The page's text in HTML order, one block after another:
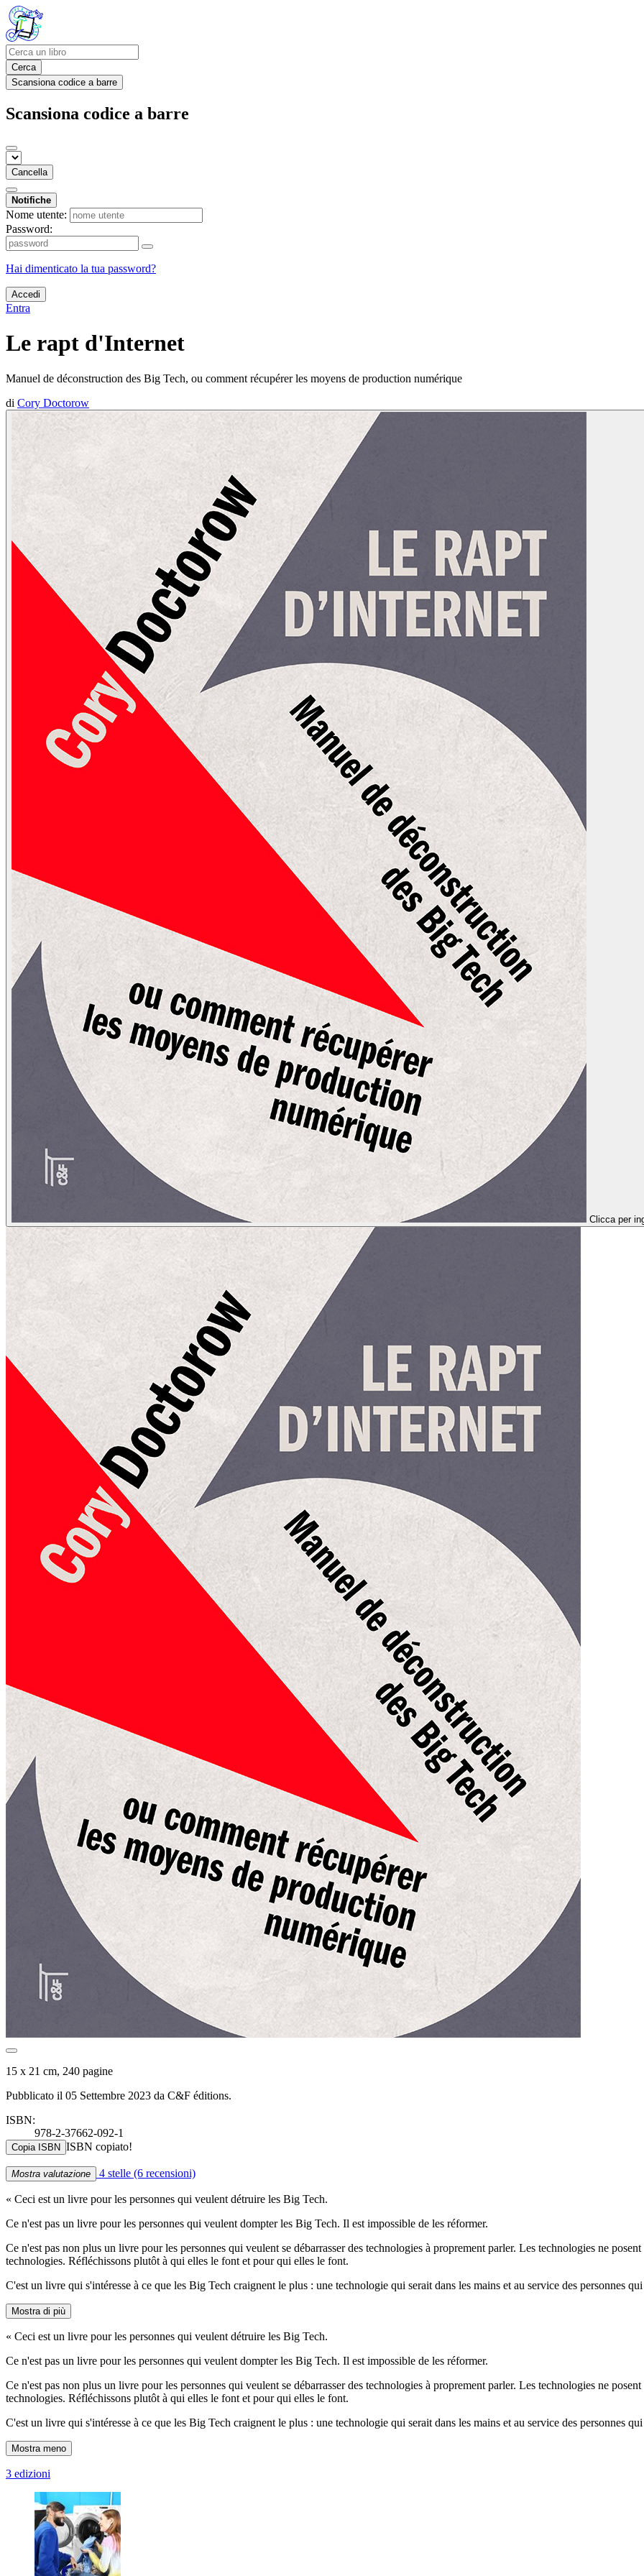
Cerca
Scansiona codice a barre
Scansiona codice a barre
Cancella
Notifiche
Nome utente:
Password:
Hai dimenticato la tua password?
Accedi
Entra
Le rapt d'Internet
Manuel de déconstruction des Big Tech, ou comment récupérer les moyens de production numérique
di Cory Doctorow
Clicca per
15 x 21 cm, 240 pagine
Pubblicato il 05 Settembre 2023 da C&F éditions.
ISBN:
978-2-37662-092-1
Copia ISBN ISBN copiato!
Mostra valutazione 4 stelle (6 recensioni)
« Ceci est un livre pour les personnes qui veulent détruire les Big Tech.
Ce n'est pas un livre pour les personnes qui veulent dompter les Big Tech. Il est impossible de les réformer.
Ce n'est pas non plus un livre pour les personnes qui veulent se débarrasser des technologies à proprement parler. Les technologies ne
technologies. Réfléchissons plutôt à qui elles le font et pour qui elles le font.
C'est un livre qui s'intéresse à ce que les Big Tech craignent le plus : une technologie qui serait dans les mains et au service des personnes
Mostra di più
« Ceci est un livre pour les personnes qui veulent détruire les Big Tech.
Ce n'est pas un livre pour les personnes qui veulent dompter les Big Tech. Il est impossible de les réformer.
Ce n'est pas non plus un livre pour les personnes qui veulent se débarrasser des technologies à proprement parler. Les technologies ne
technologies. Réfléchissons plutôt à qui elles le font et pour qui elles le font.
C'est un livre qui s'intéresse à ce que les Big Tech craignent le plus : une technologie qui serait dans les mains et au service des personnes
Mostra meno
3 edizioni